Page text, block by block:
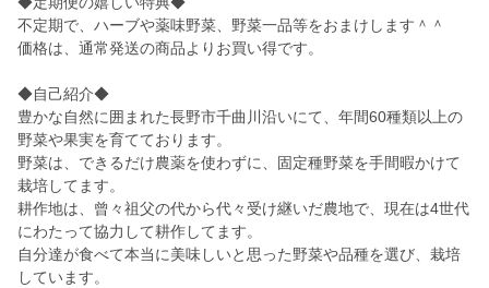
不定期で、ハーブや薬味野菜、野菜一品等をおまけします＾＾
価格は、通常発送の商品よりお買い得です。
◆自己紹介◆
豊かな自然に囲まれた長野市千曲川沿いにて、年間60種類以上の
野菜や果実を育てております。
野菜は、できるだけ農薬を使わずに、固定種野菜を手間暇かけて
栽培してます。
耕作地は、曾々祖父の代から代々受け継いだ農地で、現在は4世代
にわたって協力して耕作してます。
自分達が食べて本当に美味しいと思った野菜や品種を選び、栽培
しています。